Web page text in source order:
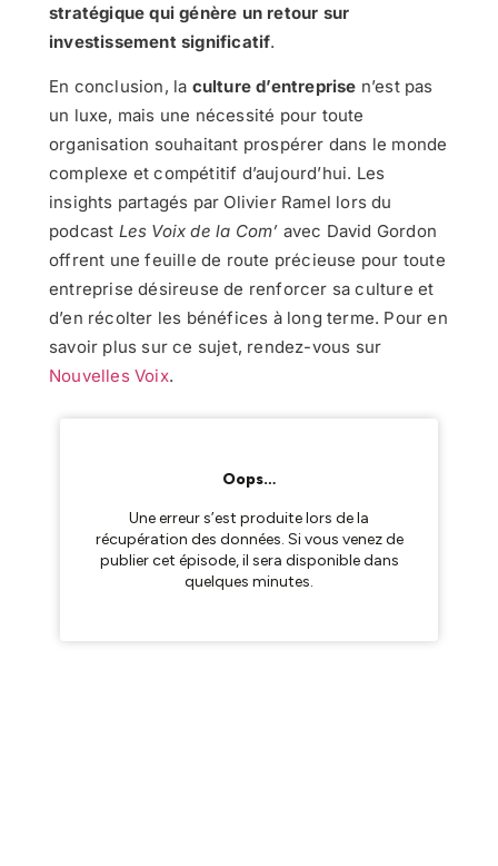
stratégique qui génère un retour sur
investissement significatif.
En conclusion, la culture d’entreprise n’est pas
un luxe, mais une nécessité pour toute
organisation souhaitant prospérer dans le monde
complexe et compétitif d’aujourd’hui. Les
insights partagés par Olivier Ramel lors du
podcast Les Voix de la Com’ avec David Gordon
offrent une feuille de route précieuse pour toute
entreprise désireuse de renforcer sa culture et
d’en récolter les bénéfices à long terme. Pour en
savoir plus sur ce sujet, rendez-vous sur
Nouvelles Voix.